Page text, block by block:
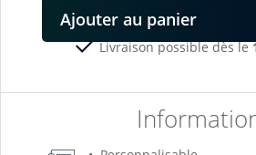
Livraison possible dès le
Ajouter au panier